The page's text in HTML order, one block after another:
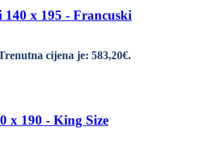
x 195 - Francuski
cijena je: 583,20€.
x 190 - King Size